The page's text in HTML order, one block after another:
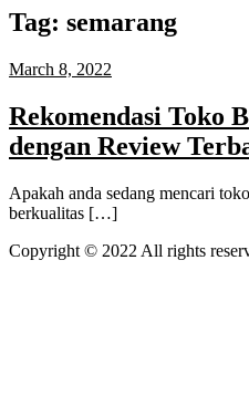
Tag: semarang
March 8, 2022
Rekomendasi Toko
dengan Review
Apakah anda sedang mencari
berkualitas […]
Copyright © 2022 All rights